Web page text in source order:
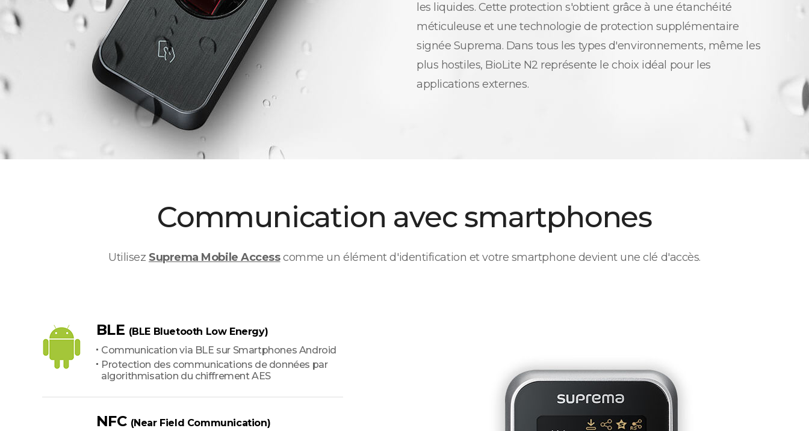
les liquides. Cette protection s'obtient grâce à une étanchéité
méticuleuse et une technologie de protection supplémentaire
signée Suprema. Dans tous les types d'environnements, même les
plus hostiles, BioLite N2 représente le choix idéal pour les
applications externes.
Communication avec smartphones
Utilisez Suprema Mobile Accesscomme un élément d'identification et votre smartphone devient une clé d'accès.
BLE (BLE Bluetooth Low Energy)
Communication via BLE sur Smartphones Android
Protection des communications de données par
algorithmisation du chiffrement AES
NFC (Near Field Communication)